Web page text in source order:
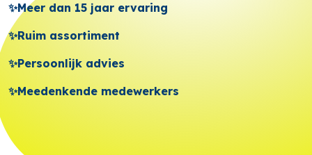
✨Meer dan 15 jaar ervaring
✨Ruim assortiment
✨Persoonlijk advies
✨Meedenkende medewerkers